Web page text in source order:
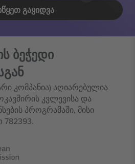
ᲒᲐᲧᲘᲓᲕᲐ
ბეჭედი
კომპანია) აღიარებულია
კვლევისა და
პროგრამაში, მისი
782393.